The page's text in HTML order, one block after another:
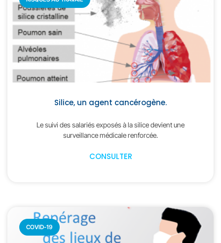
Silice, un agent cancérogène.
Le suivi des salariés exposés à la silice devient une
surveillance médicale renforcée.
CONSULTER
COVID-19